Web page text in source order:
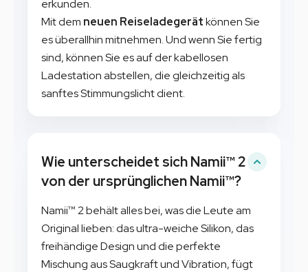
erkunden.
Mit dem neuen Reiseladegerätkönnen Sie
es überallhin mitnehmen. Und wenn Sie fertig
sind, können Sie es auf der kabellosen
Ladestation abstellen, die gleichzeitig als
sanftes Stimmungslicht dient.
Wie unterscheidet sich Namii™ 2
von der ursprünglichen Namii™?
Namii™ 2 behält alles bei, was die Leute am
Original lieben: das ultra-weiche Silikon, das
freihändige Design und die perfekte
Mischung aus Saugkraft und Vibration, fügt